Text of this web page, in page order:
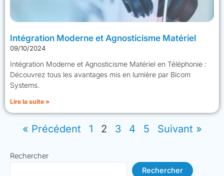
Intégration Moderne et Agnosticisme Matériel
09/10/2024
Intégration Moderne et Agnosticisme Matériel en Téléphonie :
Découvrez tous les avantages mis en lumière par Bicom
Systems.
Lire la suite »
« Précédent 1 2 3 4 5 Suivant »
Rechercher
Rechercher